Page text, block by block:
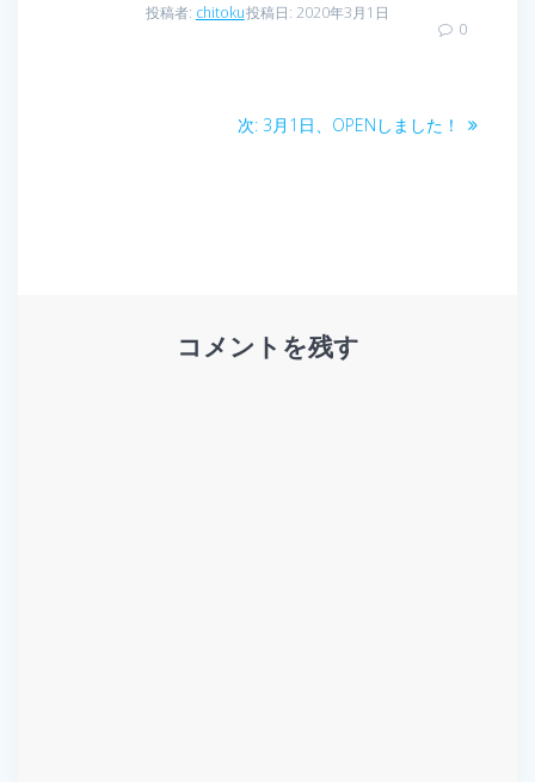
投稿者: chitoku投稿日: 2020年3月1日
0
次: 次
3月1日、OPENしました！
コメントを残す